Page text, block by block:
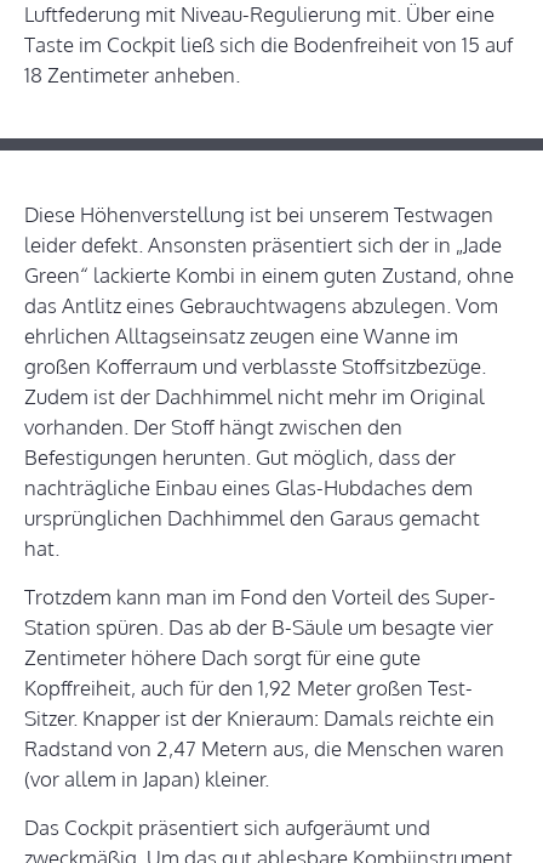
Luftfederung mit Niveau-Regulierung mit. Über eine
Taste im Cockpit ließ sich die Bodenfreiheit von 15 auf
18 Zentimeter anheben.
Diese Höhenverstellung ist bei unserem Testwagen
leider defekt. Ansonsten präsentiert sich der in „Jade
Green“ lackierte Kombi in einem guten Zustand, ohne
das Antlitz eines Gebrauchtwagens abzulegen. Vom
ehrlichen Alltagseinsatz zeugen eine Wanne im
großen Kofferraum und verblasste Stoffsitzbezüge.
Zudem ist der Dachhimmel nicht mehr im Original
vorhanden. Der Stoff hängt zwischen den
Befestigungen herunten. Gut möglich, dass der
nachträgliche Einbau eines Glas-Hubdaches dem
ursprünglichen Dachhimmel den Garaus gemacht
hat.
Trotzdem kann man im Fond den Vorteil des Super-
Station spüren. Das ab der B-Säule um besagte vier
Zentimeter höhere Dach sorgt für eine gute
Kopffreiheit, auch für den 1,92 Meter großen Test-
Sitzer. Knapper ist der Knieraum: Damals reichte ein
Radstand von 2,47 Metern aus, die Menschen waren
(vor allem in Japan) kleiner.
Das Cockpit präsentiert sich aufgeräumt und